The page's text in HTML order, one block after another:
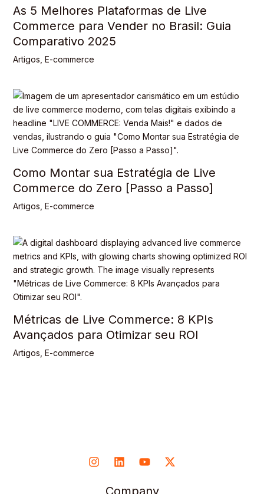
As 5 Melhores Plataformas de Live
Commerce para Vender no Brasil: Guia
Comparativo 2025
Artigos E-commerce
Como Montar sua Estratégia de Live
Commerce do Zero [Passo a Passo]
Artigos E-commerce
Métricas de Live Commerce: 8 KPIs
Avançados para Otimizar seu ROI
Artigos E-commerce